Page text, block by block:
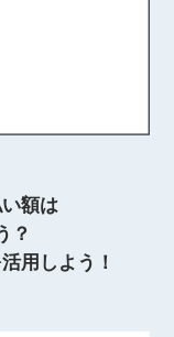
額は
？
用しよう！